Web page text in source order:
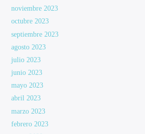
noviembre 2023
octubre 2023
septiembre 2023
agosto 2023
julio 2023
junio 2023
mayo 2023
abril 2023
marzo 2023
febrero 2023